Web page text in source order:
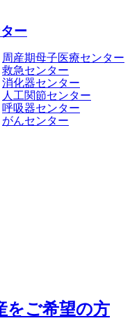
ー
周産期母子医療センター
救急センター
消化器センター
人工関節センター
呼吸器センター
がんセンター
をご希望の方